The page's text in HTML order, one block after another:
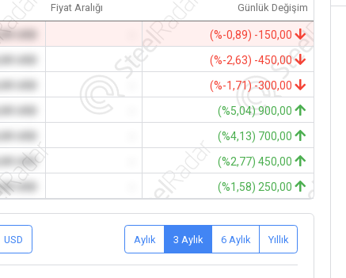
Fiyat Aralığı Günlük Değişim
USD
(%-0,89) -150,00
-
(%-2,63) -450,00
(%-1,71) -300,00
(%5,04) 900,00
(%4,13) 700,00
USD
(%2,77) 450,00
USD (%1,58) 250,00
USD Aylık 3 Aylık 6 Aylık Yıllık